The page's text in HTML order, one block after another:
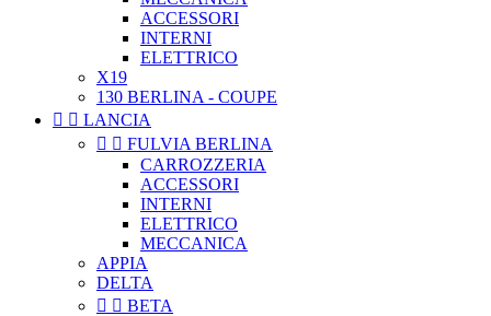
ACCESSORI
INTERNI
ELETTRICO
X19
130 BERLINA - COUPE
  LANCIA
  FULVIA BERLINA
CARROZZERIA
ACCESSORI
INTERNI
ELETTRICO
MECCANICA
APPIA
DELTA
  BETA